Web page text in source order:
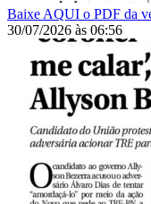
Baixe AQUI o PDF da
30/07/2026 às 06:56